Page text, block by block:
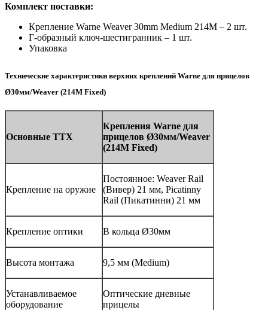
Комплект поставки:
Крепление Warne Weaver 30mm Medium 214M – 2 шт.
Г-образный ключ-шестигранник – 1 шт.
Упаковка
Технические характеристики верхних креплений Warne для прицелов
Ø30мм/Weaver (214M Fixed)
Основные ТТХ
Крепления Warne для
прицелов Ø30мм/Weaver
(214M Fixed)
Крепление на оружие
Постоянное: Weaver Rail
(Вивер) 21 мм, Picatinny
Rail (Пикатинни) 21 мм
Крепление оптики В кольца Ø30мм
Высота монтажа 9,5 мм (Medium)
Устанавливаемое
оборудование
Оптические дневные
прицелы